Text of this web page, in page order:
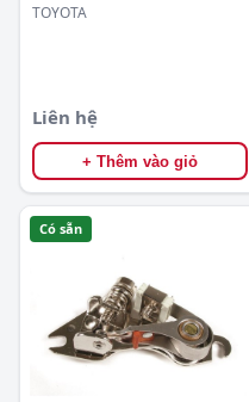
TOYOTA
Liên hệ
+ Thêm vào giỏ
Có sẵn